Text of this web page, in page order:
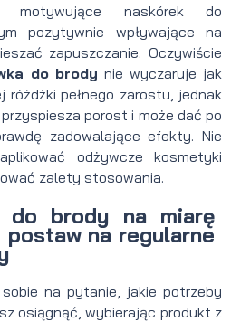
motywujące naskórek do
pozytywnie wpływające na
zapuszczanie. Oczywiście
do brody nie wyczaruje jak
różdżki pełnego zarostu, jednak
porost i może dać po
zadowalające efekty. Nie
odżywcze kosmetyki
zalety stosowania.
do brody na miarę
na regularne
sobie na pytanie, jakie potrzeby
osiągnąć, wybierając produkt z